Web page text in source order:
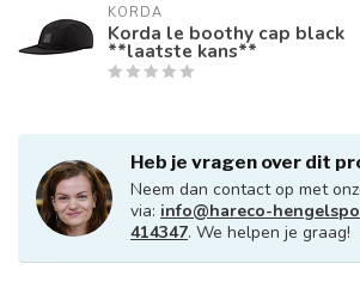
KORDA
Korda le boothy cap black
**laatste kans**
Heb je vragen over dit
Neem dan contact op met
via: info@hareco-
414347. We helpen je graag!